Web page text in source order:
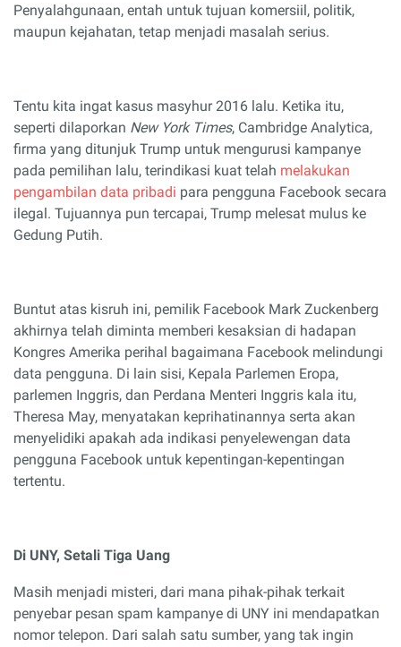
Penyalahgunaan, entah untuk tujuan komersiil, politik,
maupun kejahatan, tetap menjadi masalah serius.
Tentu kita ingat kasus masyhur 2016 lalu. Ketika itu,
seperti dilaporkan New York Times, Cambridge Analytica,
firma yang ditunjuk Trump untuk mengurusi kampanye
pada pemilihan lalu, terindikasi kuat telah melakukan
pengambilan data pribadi para pengguna Facebook secara
ilegal. Tujuannya pun tercapai, Trump melesat mulus ke
Gedung Putih.
Buntut atas kisruh ini, pemilik Facebook Mark Zuckenberg
akhirnya telah diminta memberi kesaksian di hadapan
Kongres Amerika perihal bagaimana Facebook melindungi
data pengguna. Di lain sisi, Kepala Parlemen Eropa,
parlemen Inggris, dan Perdana Menteri Inggris kala itu,
Theresa May, menyatakan keprihatinannya serta akan
menyelidiki apakah ada indikasi penyelewengan data
pengguna Facebook untuk kepentingan-kepentingan
tertentu.
Di UNY, Setali Tiga Uang
Masih menjadi misteri, dari mana pihak-pihak terkait
penyebar pesan spam kampanye di UNY ini mendapatkan
nomor telepon. Dari salah satu sumber, yang tak ingin